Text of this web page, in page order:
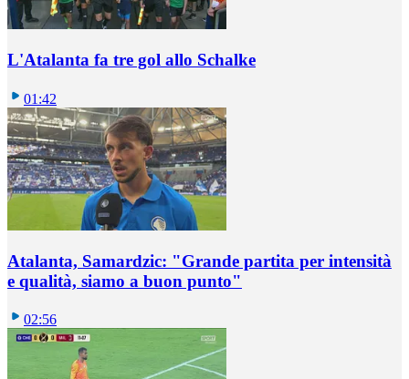
L'Atalanta fa tre gol allo Schalke
01:42
Atalanta, Samardzic: "Grande partita per intensità
e qualità, siamo a buon punto"
02:56